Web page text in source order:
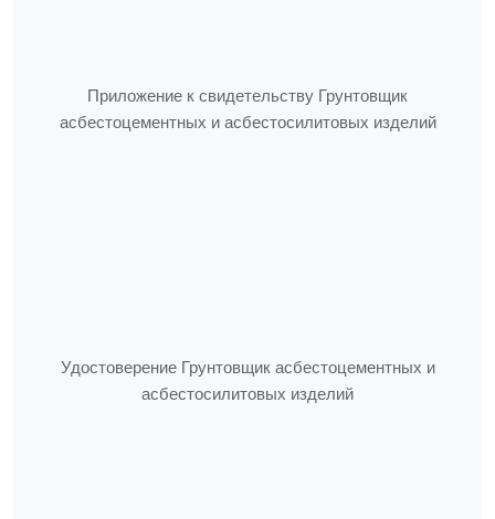
Приложение к свидетельству Грунтовщик
асбестоцементных и асбестосилитовых изделий
Удостоверение Грунтовщик асбестоцементных и
асбестосилитовых изделий